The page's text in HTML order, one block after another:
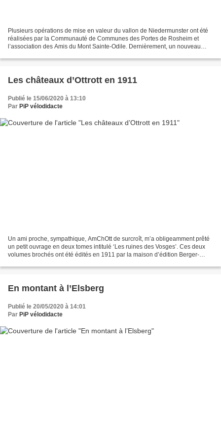
Plusieurs opérations de mise en valeur du vallon de Niedermunster ont été
réalisées par la Communauté de Communes des Portes de Rosheim et
l’association des Amis du Mont Sainte-Odile. Dernièrement, un nouveau
Les châteaux d’Ottrott en 1911
Publié le 15/06/2020 à 13:10
Par PiP vélodidacte
Un ami proche, sympathique, AmChOtt de surcroît, m’a obligeamment prêté
un petit ouvrage en deux tomes intitulé ‘Les ruines des Vosges’. Ces deux
volumes brochés ont été édités en 1911 par la maison d’édition Berger-
En montant à l’Elsberg
Publié le 20/05/2020 à 14:01
Par PiP vélodidacte